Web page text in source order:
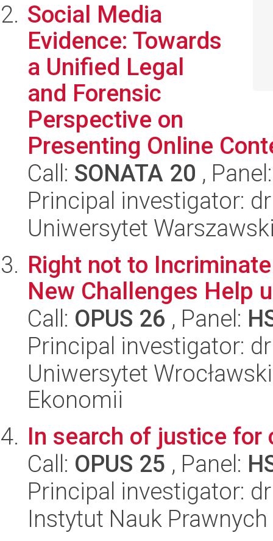
Social Media
Evidence: Towards
a Unified Legal
and Forensic
Perspective on
Presenting Online
Call: SONATA 20 ,
Principal investigator:
Uniwersytet
Right not to
New Challenges Help
Call: OPUS 26 , Panel:
Principal investigator:
Uniwersytet
Ekonomii
In search of justice for
Call: OPUS 25 , Panel:
Principal investigator:
Instytut Nauk Prawnych